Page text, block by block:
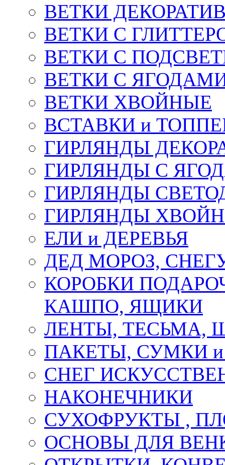
ВЕТКИ
ВЕТКИ С
ВЕТКИ С
ВЕТКИ С
ВЕТКИ ХВОЙНЫЕ
ВСТАВКИ и
ГИРЛЯНДЫ
ГИРЛЯНДЫ С
ГИРЛЯНДЫ
ГИРЛЯНДЫ
ЕЛИ и ДЕРЕВЬЯ
ДЕД МОРОЗ,
КОРОБКИ
КАШПО, ЯЩИКИ
ЛЕНТЫ, ТЕСЬМА,
ПАКЕТЫ, СУМКИ
СНЕГ
НАКОНЕЧНИКИ
СУХОФРУКТЫ ,
ОСНОВЫ ДЛЯ